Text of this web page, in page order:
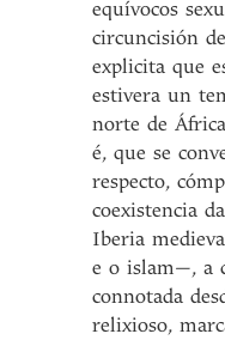
equívocos
circuncisión
explicita que
estivera un
norte de
é, que se
respecto,
coexistencia
Iberia
e o islam—, a
connotada
relixioso,